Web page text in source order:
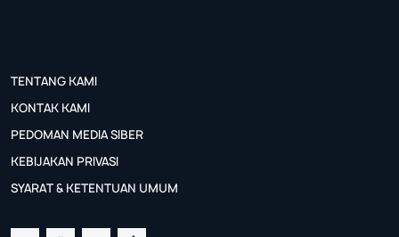
TENTANG KAMI
KONTAK KAMI
PEDOMAN MEDIA SIBER
KEBIJAKAN PRIVASI
SYARAT & KETENTUAN UMUM